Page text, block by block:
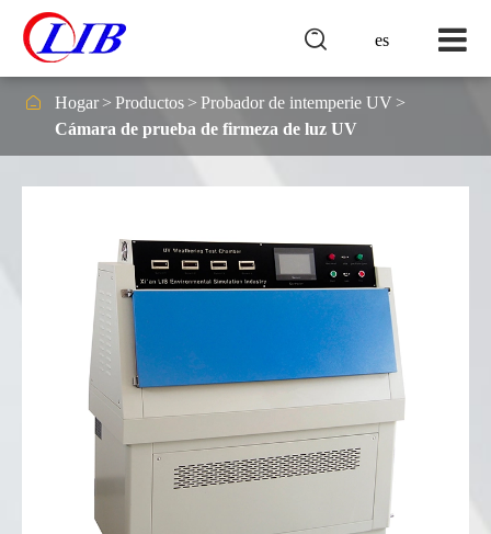
es

 Hogar Productos
Probador de intemperie UV
Cámara de prueba de firmeza de luz UV